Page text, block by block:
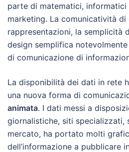
parte di matematici, informatici
marketing. La comunicatività di
rappresentazioni, la semplicità
design semplifica
di comunicazione di
La disponibilità dei dati in rete
una nuova forma di
animata. I dati messi a
giornalistiche, siti specializzati,
mercato, ha portato molti
dell’informazione a pubblicare